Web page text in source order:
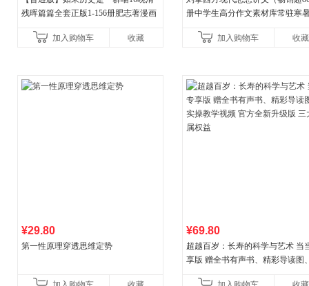
残晖篇篇全套正版1-156册肥志著漫画
儿童西游喵知识
加入购物车 收藏
册中学生高分作文素材库常驻寒
讲透西方思想史，哲学知
加入购物车 收藏
¥29.80
第一性原理穿透思维定势
¥69.80
超越百岁：长寿的科学与艺术 当
享版 赠全书有声书、精彩导读图